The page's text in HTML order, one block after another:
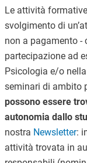
Le attività
svolgimento di
non a pagamento -
partecipazione ad
Psicologia e/o
seminari di ambito
possono essere
autonomia dallo
nostra Newsletter:
attività trovata in